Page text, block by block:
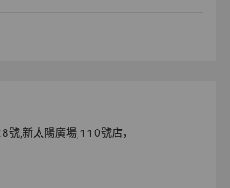
號,新太陽廣場,110號店，